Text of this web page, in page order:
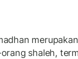
shaleh,